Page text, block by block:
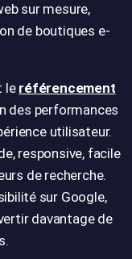
sur mesure,
de boutiques e-
le référencement
des performances
utilisateur.
responsive, facile
de recherche.
sur Google,
davantage de